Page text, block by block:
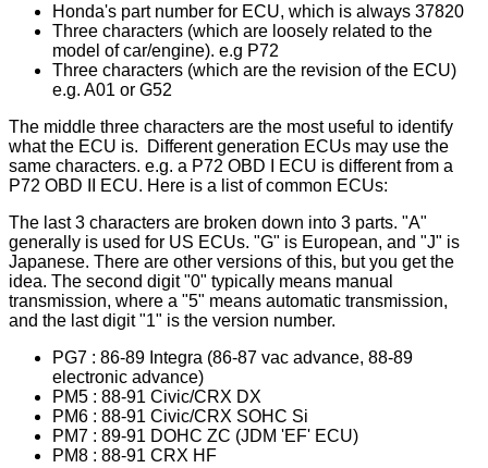
Honda's part number for ECU, which is always 37820
Three characters (which are loosely related to the
model of car/engine). e.g P72
Three characters (which are the revision of the ECU)
e.g. A01 or G52
The middle three characters are the most useful to identify
what the ECU is. Different generation ECUs may use the
same characters. e.g. a P72 OBD I ECU is different from a
P72 OBD II ECU. Here is a list of common ECUs:
The last 3 characters are broken down into 3 parts. "A"
generally is used for US ECUs. "G" is European, and "J" is
Japanese. There are other versions of this, but you get the
idea. The second digit "0" typically means manual
transmission, where a "5" means automatic transmission,
and the last digit "1" is the version number.
PG7 : 86-89 Integra (86-87 vac advance, 88-89
electronic advance)
PM5 : 88-91 Civic/CRX DX
PM6 : 88-91 Civic/CRX SOHC Si
PM7 : 89-91 DOHC ZC (JDM 'EF' ECU)
PM8 : 88-91 CRX HF